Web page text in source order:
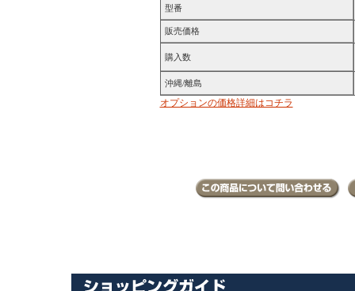
型番
販売価格
購入数
沖縄/離島
オプションの価格詳細はコチラ